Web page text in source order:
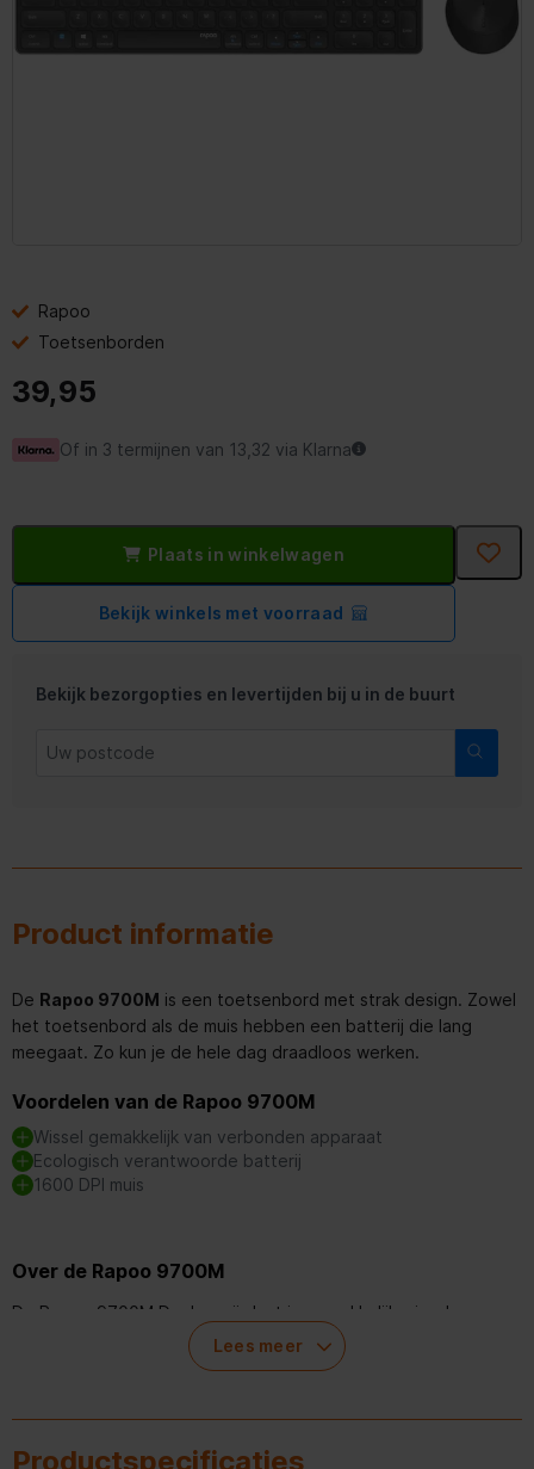
Rapoo
Toetsenborden
39,95
Of in 3 termijnen van 13,32 via Klarna
Plaats in winkelwagen
Bekijk winkels met voorraad
Bekijk bezorgopties en levertijden bij u in de buurt
Product informatie
De Rapoo 9700M is een toetsenbord met strak design. Zowel
het toetsenbord als de muis hebben een batterij die lang
meegaat. Zo kun je de hele dag draadloos werken.
Voordelen van de Rapoo 9700M
Wissel gemakkelijk van verbonden apparaat
Ecologisch verantwoorde batterij
1600 DPI muis
Over de Rapoo 9700M
De Rapoo 9700M Donkergrijs laat je gemakkelijk wisselen van
verbonden apparaat. Zo kun je de muis en het toetsenbord
verbinden met meerdere apparaten en switch je binnen enkele
DPI.
Lees meer
Productspecificaties